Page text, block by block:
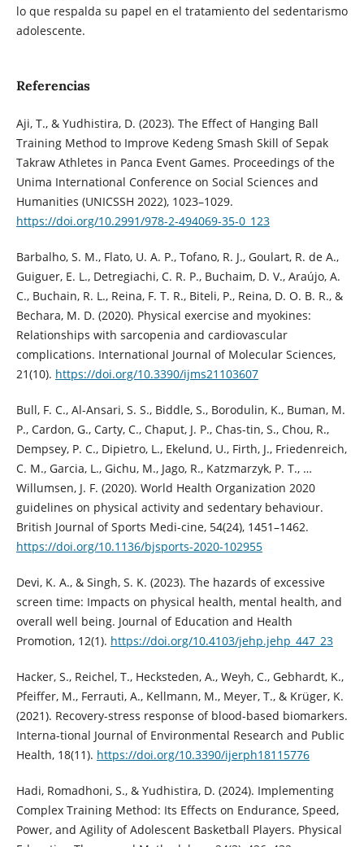
lo que respalda su papel en el tratamiento del sedentarismo
adolescente.
Referencias
Aji, T., & Yudhistira, D. (2023). The Effect of Hanging Ball
Training Method to Improve Kedeng Smash Skill of Sepak
Takraw Athletes in Panca Event Games. Proceedings of the
Unima International Conference on Social Sciences and
Humanities (UNICSSH 2022), 1023–1029.
https://doi.org/10.2991/978-2-494069-35-0_123
Barbalho, S. M., Flato, U. A. P., Tofano, R. J., Goulart, R. de A.,
Guiguer, E. L., Detregiachi, C. R. P., Buchaim, D. V., Araújo, A.
C., Buchain, R. L., Reina, F. T. R., Biteli, P., Reina, D. O. B. R., &
Bechara, M. D. (2020). Physical exercise and myokines:
Relationships with sarcopenia and cardiovascular
complications. International Journal of Molecular Sciences,
21(10). https://doi.org/10.3390/ijms21103607
Bull, F. C., Al-Ansari, S. S., Biddle, S., Borodulin, K., Buman, M.
P., Cardon, G., Carty, C., Chaput, J. P., Chas-tin, S., Chou, R.,
Dempsey, P. C., Dipietro, L., Ekelund, U., Firth, J., Friedenreich,
C. M., Garcia, L., Gichu, M., Jago, R., Katzmarzyk, P. T., …
Willumsen, J. F. (2020). World Health Organization 2020
guidelines on physical activity and sedentary behaviour.
British Journal of Sports Medi-cine, 54(24), 1451–1462.
https://doi.org/10.1136/bjsports-2020-102955
Devi, K. A., & Singh, S. K. (2023). The hazards of excessive
screen time: Impacts on physical health, mental health, and
overall well being. Journal of Education and Health
Promotion, 12(1). https://doi.org/10.4103/jehp.jehp_447_23
Hacker, S., Reichel, T., Hecksteden, A., Weyh, C., Gebhardt, K.,
Pfeiffer, M., Ferrauti, A., Kellmann, M., Meyer, T., & Krüger, K.
(2021). Recovery-stress response of blood-based biomarkers.
Interna-tional Journal of Environmental Research and Public
Health, 18(11). https://doi.org/10.3390/ijerph18115776
Hadi, Romadhoni, S., & Yudhistira, D. (2024). Implementing
Complex Training Method: Its Effects on Endurance, Speed,
Power, and Agility of Adolescent Basketball Players. Physical